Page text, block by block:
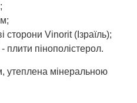
сторони Vinorit (Ізраїль);
плити пінополістерол.
утеплена мінеральною